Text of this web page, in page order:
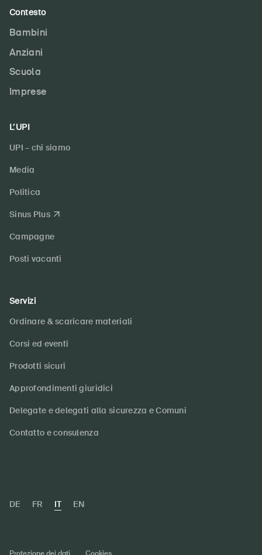
Contesto
Bambini
Anziani
Scuola
Imprese
L’UPI
UPI – chi siamo
Media
Politica
Sinus Plus
Campagne
Posti vacanti
Servizi
Ordinare & scaricare materiali
Corsi ed eventi
Prodotti sicuri
Approfondimenti giuridici
Delegate e delegati alla sicurezza e Comuni
Contatto e consulenza
DE FR IT EN